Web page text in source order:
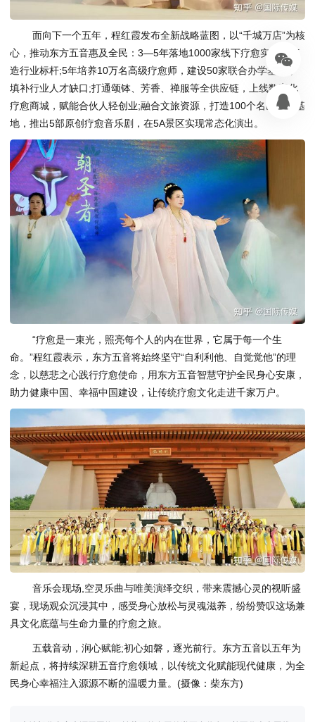
面向下一个五年，程红霞发布全新战略蓝图，以“千城万店”为核
心，推动东方五音惠及全民：3—5年落地1000家线下疗愈实体，打
造行业标杆;5年培养10万名高级疗愈师，建设50家联合办学基地，
填补行业人才缺口;打通颂钵、芳香、禅服等全供应链，上线数字化
疗愈商城，赋能合伙人轻创业;融合文旅资源，打造100个名山疗愈基
地，推出5部原创疗愈音乐剧，在5A景区实现常态化演出。
“疗愈是一束光，照亮每个人的内在世界，它属于每一个生
命。”程红霞表示，东方五音将始终坚守“自利利他、自觉觉他”的理
念，以慈悲之心践行疗愈使命，用东方五音智慧守护全民身心安康，
助力健康中国、幸福中国建设，让传统疗愈文化走进千家万户。
音乐会现场,空灵乐曲与唯美演绎交织，带来震撼心灵的视听盛
宴，现场观众沉浸其中，感受身心放松与灵魂滋养，纷纷赞叹这场兼
具文化底蕴与生命力量的疗愈之旅。
五载音动，润心赋能;初心如磐，逐光前行。东方五音以五年为
新起点，将持续深耕五音疗愈领域，以传统文化赋能现代健康，为全
民身心幸福注入源源不断的温暖力量。(摄像：柴东方)